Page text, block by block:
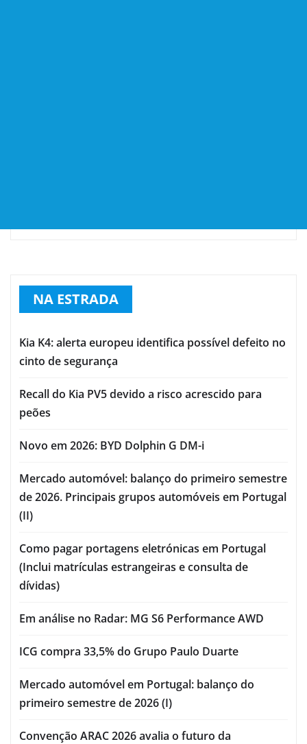
NA ESTRADA
Kia K4: alerta europeu identifica possível defeito no
cinto de segurança
Recall do Kia PV5 devido a risco acrescido para
peões
Novo em 2026: BYD Dolphin G DM-i
Mercado automóvel: balanço do primeiro semestre
de 2026. Principais grupos automóveis em Portugal
(II)
Como pagar portagens eletrónicas em Portugal
(Inclui matrículas estrangeiras e consulta de
dívidas)
Em análise no Radar: MG S6 Performance AWD
ICG compra 33,5% do Grupo Paulo Duarte
Mercado automóvel em Portugal: balanço do
primeiro semestre de 2026 (I)
Convenção ARAC 2026 avalia o futuro da